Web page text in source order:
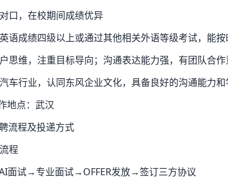
口，在校期间成绩优异
语成绩四级以上或通过其他相关外语等级考试，能
思维，注重目标导向；沟通表达能力强，有团队合
车行业，认同东风企业文化，具备良好的沟通能力和
地点：武汉
流程及投递方式
程
面试→专业面试→OFFER发放→签订三方协议